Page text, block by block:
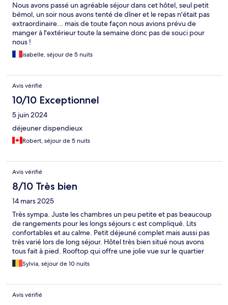
Nous avons passé un agréable séjour dans cet hôtel, seul petit
bémol, un soir nous avons tenté de dîner et le repas n'était pas
extraordinaire... mais de toute façon nous avions prévu de
manger à l'extérieur toute la semaine donc pas de souci pour
nous !
isabelle, séjour de 5 nuits
Avis vérifié
10/10 Exceptionnel
5 juin 2024
déjeuner dispendieux
Robert, séjour de 5 nuits
Avis vérifié
8/10 Très bien
14 mars 2025
Très sympa. Juste les chambres un peu petite et pas beaucoup
de rangements pour les longs séjours c est compliqué. Lits
confortables et au calme. Petit déjeuné complet mais aussi pas
très varié lors de long séjour. Hôtel très bien situé nous avons
tous fait à pied. Rooftop qui offre une jolie vue sur le quartier
Sylvia, séjour de 10 nuits
Avis vérifié